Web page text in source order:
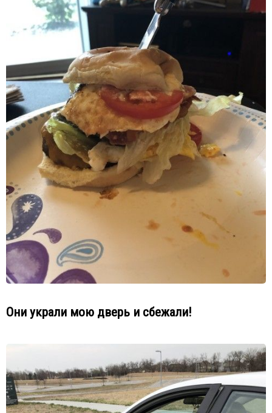
Они украли мою дверь и сбежали!